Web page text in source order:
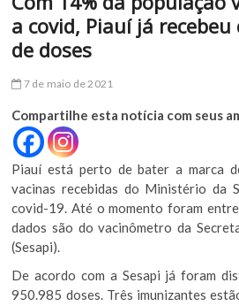
a covid, Piauí já
de doses
7 de maio de 2021
Compartilhe esta notícia com seus
Piauí está perto de bater a marca
vacinas recebidas do Ministério da
covid-19. Até o momento foram
dados são do vacinômetro da
(Sesapi).
De acordo com a Sesapi já foram
950.985 doses. Três imunizantes